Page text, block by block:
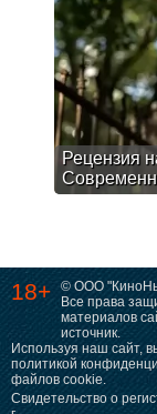
Рецензия
18+ © ООО
Все права
материалов
источник.
Используя наш сайт,
политикой
файлов cookie.
Свидетельство о